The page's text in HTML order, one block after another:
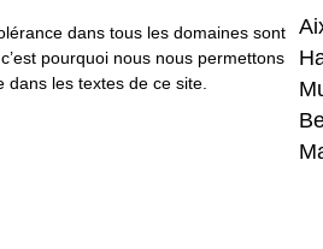
dans tous les domaines sont
pourquoi nous nous permettons
dans les textes de ce site.